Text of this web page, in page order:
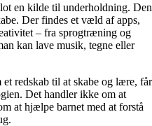
en kilde til underholdning. Den
Der findes et væld af apps,
– fra sprogtræning og
kan lave musik, tegne eller
redskab til at skabe og lære, får
Det handler ikke om at
at hjælpe barnet med at forstå